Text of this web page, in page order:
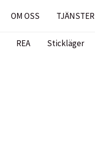
OM OSS TJÄNSTER
REA Stickläger